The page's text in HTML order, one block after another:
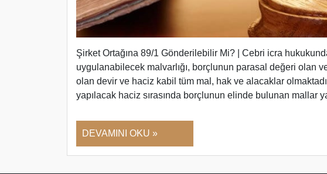
Şirket Ortağına 89/1 Gönderilebilir Mi? | Cebri icra
uygulanabilecek malvarlığı, borçlunun parasal değeri olan
olan devir ve haciz kabil tüm mal, hak ve alacaklar
yapılacak haciz sırasında borçlunun elinde bulunan mallar
DEVAMINI OKU »